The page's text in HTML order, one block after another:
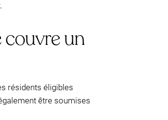
couvre un
résidents éligibles
être soumises